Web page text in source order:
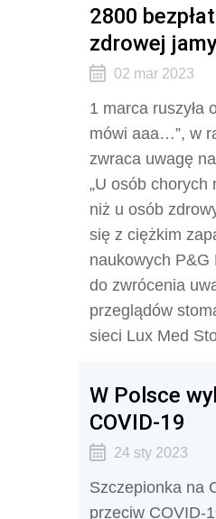
2800
zdrowej
02 mar 2023
1 marca ruszyła
mówi aaa…”, w
zwraca uwagę
„U osób
niż u osób
się z ciężkim
naukowych P&G
do zwrócenia
przeglądów
sieci Lux Med
W Polsce
COVID-19
24 sty 2023
Szczepionka na
przeciw COVID-